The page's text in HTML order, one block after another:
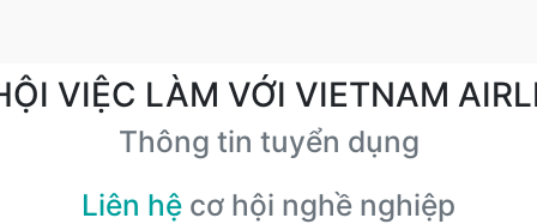
VIỆC LÀM VỚI VIETNAM
Thông tin tuyển dụng
Liên hệ cơ hội nghề nghiệp